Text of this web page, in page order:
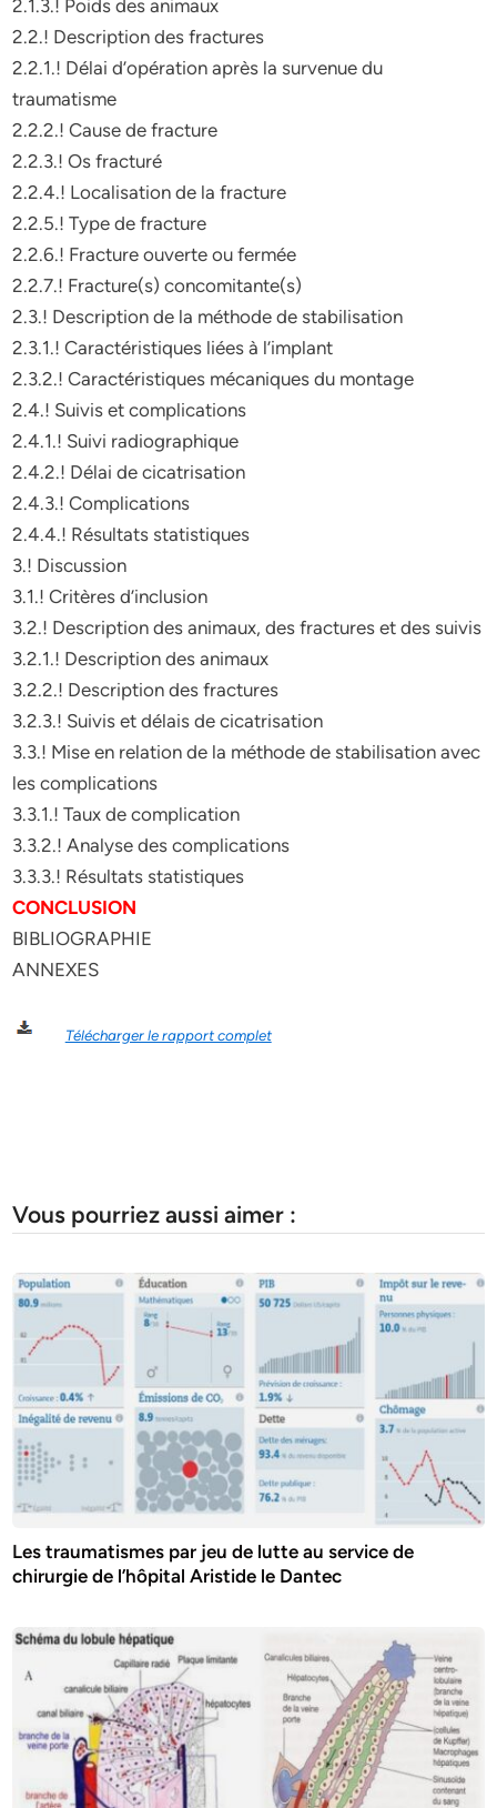
2.1.3.! Poids des animaux
2.2.! Description des fractures
2.2.1.! Délai d’opération après la survenue du
traumatisme
2.2.2.! Cause de fracture
2.2.3.! Os fracturé
2.2.4.! Localisation de la fracture
2.2.5.! Type de fracture
2.2.6.! Fracture ouverte ou fermée
2.2.7.! Fracture(s) concomitante(s)
2.3.! Description de la méthode de stabilisation
2.3.1.! Caractéristiques liées à l’implant
2.3.2.! Caractéristiques mécaniques du montage
2.4.! Suivis et complications
2.4.1.! Suivi radiographique
2.4.2.! Délai de cicatrisation
2.4.3.! Complications
2.4.4.! Résultats statistiques
3.! Discussion
3.1.! Critères d’inclusion
3.2.! Description des animaux, des fractures et des suivis
3.2.1.! Description des animaux
3.2.2.! Description des fractures
3.2.3.! Suivis et délais de cicatrisation
3.3.! Mise en relation de la méthode de stabilisation avec
les complications
3.3.1.! Taux de complication
3.3.2.! Analyse des complications
3.3.3.! Résultats statistiques
CONCLUSION
BIBLIOGRAPHIE
ANNEXES
Télécharger le rapport complet
Vous pourriez aussi aimer :
Les traumatismes par jeu de lutte au service de
chirurgie de l’hôpital Aristide le Dantec